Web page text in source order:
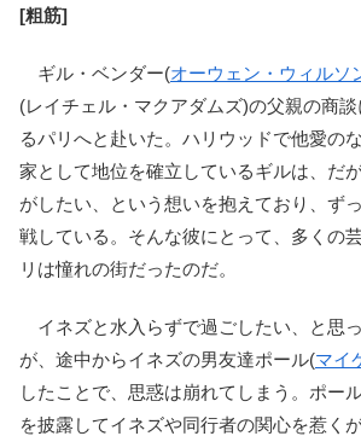
[粗筋]
ギル・ベンダー(オーウェン・ウィルソ
(レイチェル・マクアダムズ)の父親の商
るパリへと赴いた。ハリウッドで他愛の
家として地位を確立しているギルは、だ
がしたい、という想いを抱えており、ず
戦している。そんな彼にとって、多くの
リは憧れの街だったのだ。
イネズと水入らずで過ごしたい、と思
が、途中からイネズの男友達ポール(マイ
したことで、思惑は崩れてしまう。ポー
を披露してイネズや同行者の関心を惹く